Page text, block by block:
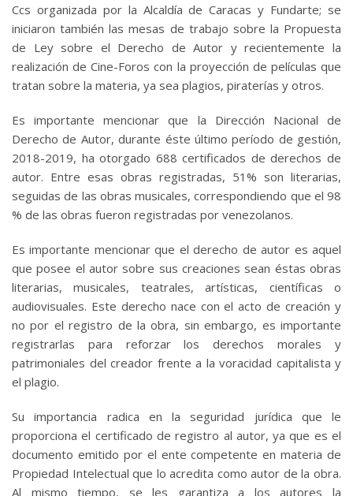
Ccs organizada por la Alcaldía de Caracas y Fundarte; se
iniciaron también las mesas de trabajo sobre la Propuesta
de Ley sobre el Derecho de Autor y recientemente la
realización de Cine-Foros con la proyección de películas que
tratan sobre la materia, ya sea plagios, piraterías y otros.
Es importante mencionar que la Dirección Nacional de
Derecho de Autor, durante éste último período de gestión,
2018-2019, ha otorgado 688 certificados de derechos de
autor. Entre esas obras registradas, 51% son literarias,
seguidas de las obras musicales, correspondiendo que el 98
% de las obras fueron registradas por venezolanos.
Es importante mencionar que el derecho de autor es aquel
que posee el autor sobre sus creaciones sean éstas obras
literarias, musicales, teatrales, artísticas, científicas o
audiovisuales. Este derecho nace con el acto de creación y
no por el registro de la obra, sin embargo, es importante
registrarlas para reforzar los derechos morales y
patrimoniales del creador frente a la voracidad capitalista y
el plagio.
Su importancia radica en la seguridad jurídica que le
proporciona el certificado de registro al autor, ya que es el
documento emitido por el ente competente en materia de
Propiedad Intelectual que lo acredita como autor de la obra.
Al mismo tiempo, se les garantiza a los autores la